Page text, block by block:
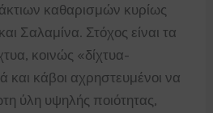
καθαρισμών κυρίως
Σαλαμίνα. Στόχος είναι τα
κοινώς «δίχτυα-
και κάβοι αχρηστευμένοι να
ύλη υψηλής ποιότητας,